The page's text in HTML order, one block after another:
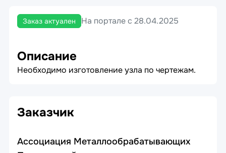
Заказ актуален На портале с 28.04.2025
Описание
Необходимо изготовление узла по чертежам.
Заказчик
Ассоциация Металлообрабатывающих